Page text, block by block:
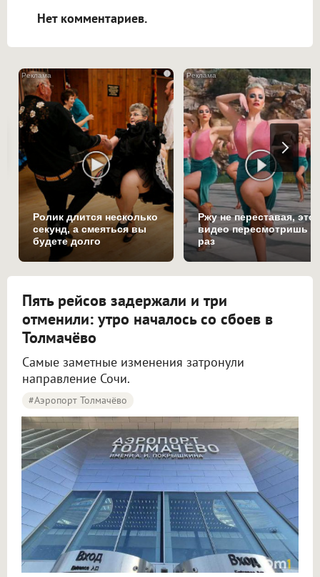
Нет комментариев.
i
Ролик длится несколько
секунд, а смеяться вы
будете долго
Ржу не переставая, это
видео пересмотришь
раз
Пять рейсов задержали и три
отменили: утро началось со сбоев в
Толмачёво
Самые заметные изменения затронули
направление Сочи.
#Аэропорт Толмачёво